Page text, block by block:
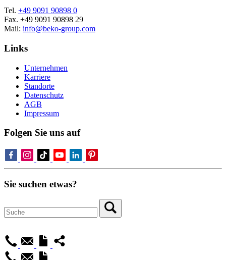
Tel. +49 9091 90898 0
Fax. +49 9091 90898 29
Mail: info@beko-group.com
Links
Unternehmen
Karriere
Standorte
Datenschutz
AGB
Impressum
Folgen Sie uns auf
Sie suchen etwas?